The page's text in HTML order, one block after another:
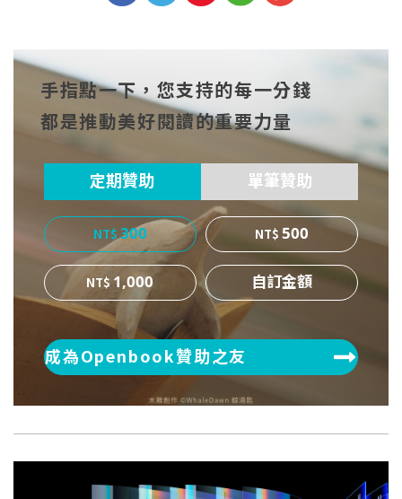
cebo
ok
witt
er
博
手指點一下，您支持的每一分錢
都是推動美好閱讀的重要力量
定期贊助 單筆贊助
300
500
1,000
成為Openbook贊助之友